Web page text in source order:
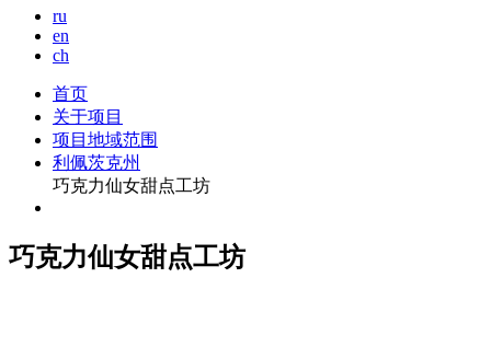
ru
en
ch
首页
关于项目
项目地域范围
利佩茨克州
巧克力仙女甜点工坊
巧克力仙女甜点工坊